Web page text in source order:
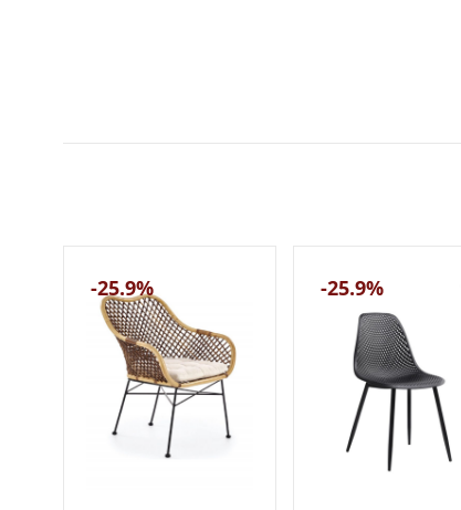
-25.9% -25.9%